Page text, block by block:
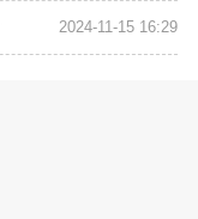
2024-11-15 16:29